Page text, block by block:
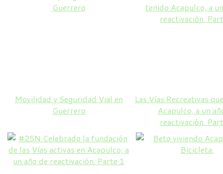
Movilidad y Seguridad Vial en
Guerrero
Las Vías Recreativas
Acapulco, a un
reactivación.